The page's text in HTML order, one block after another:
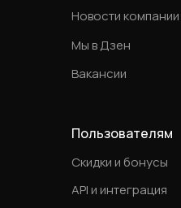
Пользователям
Новости компании
Мы в Дзен
Вакансии
Скидки и бонусы
API и интеграция